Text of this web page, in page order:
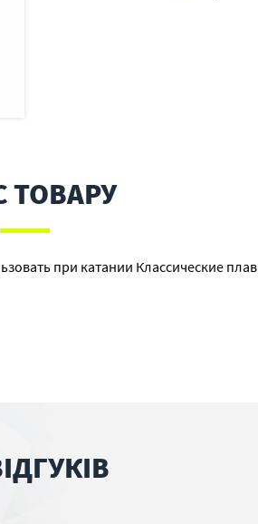
ТОВАРУ
при катании Классические